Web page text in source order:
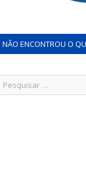
NÃO ENCONTROU O